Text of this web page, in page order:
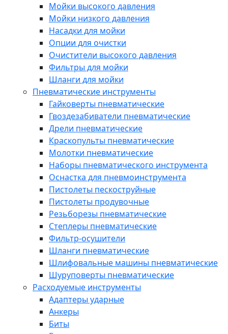
Мойки высокого давления
Мойки низкого давления
Насадки для мойки
Опции для очистки
Очистители высокого давления
Фильтры для мойки
Шланги для мойки
Пневматические инструменты
Гайковерты пневматические
Гвоздезабиватели пневматические
Дрели пневматические
Краскопульты пневматические
Молотки пневматические
Наборы пневматического инструмента
Оснастка для пневмоинструмента
Пистолеты пескоструйные
Пистолеты продувочные
Резьборезы пневматические
Степлеры пневматические
Фильтр-осушители
Шланги пневматические
Шлифовальные машины пневматические
Шуруповерты пневматические
Расходуемые инструменты
Адаптеры ударные
Анкеры
Биты